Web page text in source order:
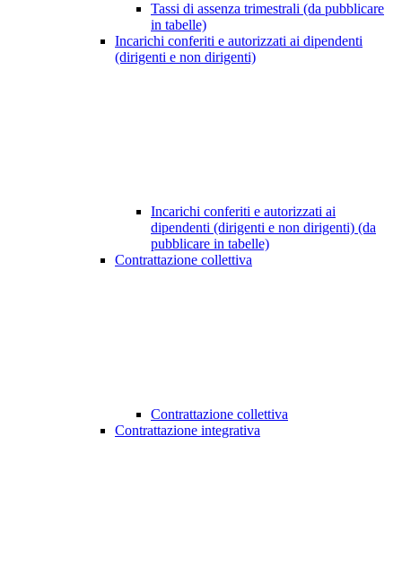
Tassi di assenza trimestrali (da pubblicare
in tabelle)
Incarichi conferiti e autorizzati ai dipendenti
(dirigenti e non dirigenti)
Incarichi conferiti e autorizzati ai
dipendenti (dirigenti e non dirigenti) (da
pubblicare in tabelle)
Contrattazione collettiva
Contrattazione collettiva
Contrattazione integrativa